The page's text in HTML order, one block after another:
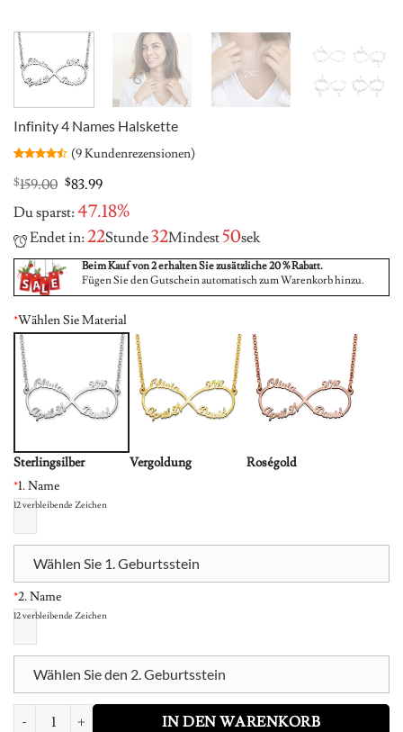
Infinity 4 Names Halskette
mit4.44
von 5,
auf
Kundenbewertungen
(9Kundenrezensionen)
$159.00 Original
was:
$159.00.
$83.99Current
is:
$83.99.
Du sparst:47.18%
Endet in:22Stunde32Mindest 50sek
Beim Kauf von 2 erhalten Sie zusätzliche 20 % Rabatt.
Fügen Sie den Gutschein automatisch zum Warenkorb hinzu.
*Wählen Sie Material
Sterlingsilber Vergoldung
Roségold
*1. Name
12verbleibende Zeichen
Wählen Sie 1. Geburtsstein
*2. Name
12verbleibende Zeichen
Wählen Sie den 2. Geburtsstein
Infinity 4 Names Necklace MengeIN DEN WARENKORB